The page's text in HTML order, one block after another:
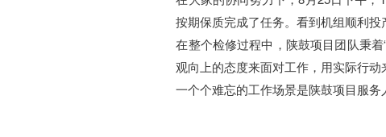
按期保质完成了任务。看到机组顺利投
在整个检修过程中，陕鼓项目团队秉
观向上的态度来面对工作，用实际行动
一个个难忘的工作场景是陕鼓项目服务